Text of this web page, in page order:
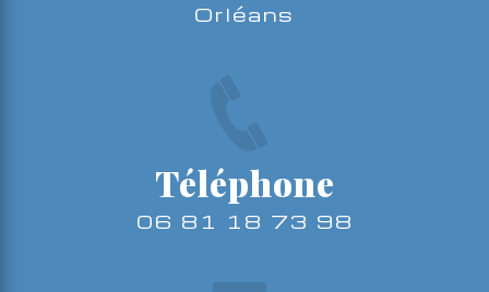
Orléans
Téléphone
06 81 18 73 98